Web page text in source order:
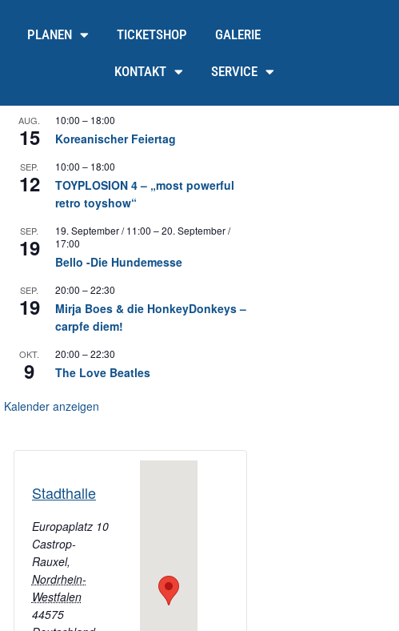
PLANEN TICKETSHOP GALERIE
KONTAKT SERVICE
AUG.
15
10:00 – 18:00
Koreanischer Feiertag
SEP.
12
10:00 – 18:00
TOYPLOSION 4 – „most powerful
retro toyshow“
SEP.
19
19. September / 11:00 –20. September /
17:00
Bello -Die Hundemesse
SEP.
19
20:00 –22:30
Mirja Boes & die HonkeyDonkeys –
carpfe diem!
OKT.
9
20:00 –22:30
The Love Beatles
Kalender anzeigen
Stadthalle
Europaplatz 10
Castrop-
Rauxel,
Nordrhein-
Westfalen
44575